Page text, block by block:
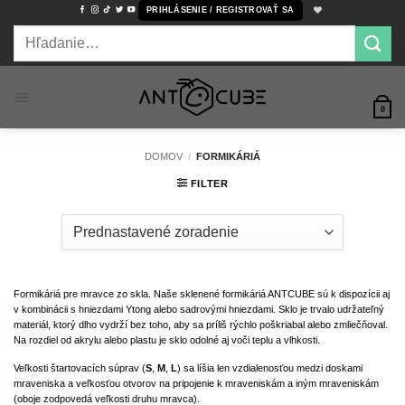
content
PRIHLÁSENIE / REGISTROVAŤ SA
Hľadať:
0
DOMOV / FORMIKÁRIÁ
FILTER
Formikáriá pre mravce zo skla. Naše sklenené formikáriá ANTCUBE sú k dispozícii aj
v kombinácii s hniezdami Ytong alebo sadrovými hniezdami. Sklo je trvalo udržateľný
materiál, ktorý dlho vydrží bez toho, aby sa príliš rýchlo poškriabal alebo zmliečňoval.
Na rozdiel od akrylu alebo plastu je sklo odolné aj voči teplu a vlhkosti.
Veľkosti štartovacích súprav (S M L) sa líšia len vzdialenosťou medzi doskami
mraveniska a veľkosťou otvorov na pripojenie k mraveniskám a iným mraveniskám
(oboje zodpovedá veľkosti druhu mravca).